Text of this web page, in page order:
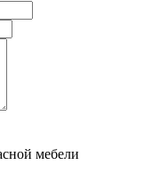
мебели